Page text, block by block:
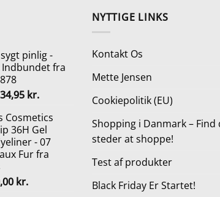
pinlig -
Indbundet fra
kr..
kr.Den
pris
er:
134,95 kr..
Cosmetics
36H Gel
- 07
Fur fra
kr.Den
NYTTIGE LINKS
Kontakt Os
Mette Jensen
Cookiepolitik (EU)
Shopping i Danmark – Find
steder at shoppe!
Test af produkter
Black Friday Er Startet!